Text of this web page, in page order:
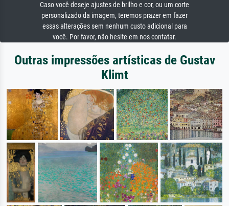
Caso você deseje ajustes de brilho e cor, ou um corte
personalizado da imagem, teremos prazer em fazer
essas alterações sem nenhum custo adicional para
você. Por favor, não hesite em nos contatar.
Outras impressões artísticas de Gustav
Klimt